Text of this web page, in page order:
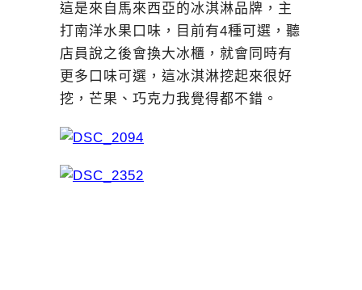
這是來自馬來西亞的冰淇淋品牌，主
打南洋水果口味，目前有4種可選，聽
店員說之後會換大冰櫃，就會同時有
更多口味可選，這冰淇淋挖起來很好
挖，芒果、巧克力我覺得都不錯。